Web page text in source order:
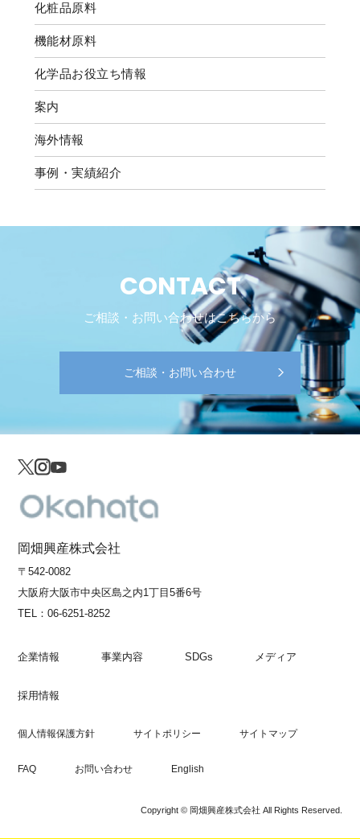
化粧品原料
機能材原料
化学品お役立ち情報
案内
海外情報
事例・実績紹介
CONTACT
ご相談・お問い合わせはこちらから
ご相談・お問い合わせ
岡畑興産株式会社
〒542-0082
大阪府大阪市中央区島之内1丁目5番6号
TEL：06-6251-8252
企業情報 事業内容 SDGs メディア
採用情報
個人情報保護方針 サイトポリシー サイトマップ
FAQ お問い合わせ English
Copyright © 岡畑興産株式会社 All Rights Reserved.